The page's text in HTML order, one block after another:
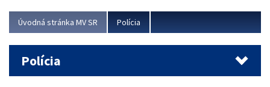
Úvodná stránka MV SR Polícia
Polícia